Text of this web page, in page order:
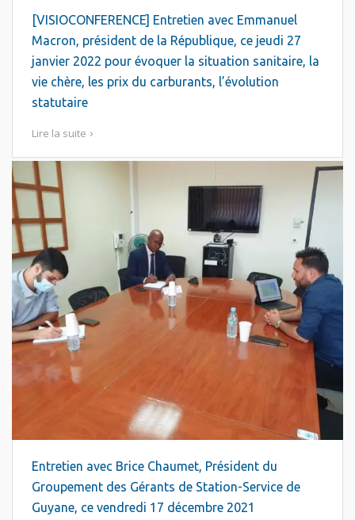
[VISIOCONFERENCE] Entretien avec Emmanuel
Macron, président de la République, ce jeudi 27
janvier 2022 pour évoquer la situation sanitaire, la
vie chère, les prix du carburants, l’évolution
statutaire
Lire la suite
Entretien avec Brice Chaumet, Président du
Groupement des Gérants de Station-Service de
Guyane, ce vendredi 17 décembre 2021